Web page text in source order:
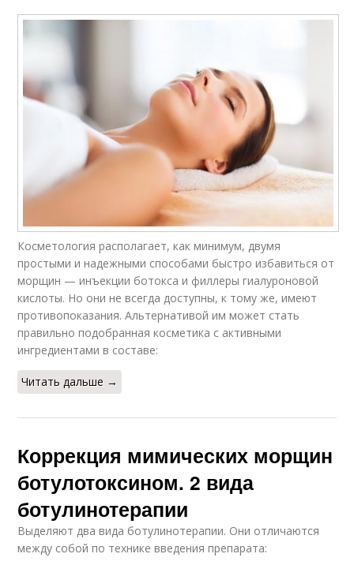
Косметология располагает, как минимум, двумя
простыми и надежными способами быстро избавиться от
морщин — инъекции ботокса и филлеры гиалуроновой
кислоты. Но они не всегда доступны, к тому же, имеют
противопоказания. Альтернативой им может стать
правильно подобранная косметика с активными
ингредиентами в составе:
Читать дальше →
Коррекция мимических морщин
ботулотоксином. 2 вида
ботулинотерапии
Выделяют два вида ботулинотерапии. Они отличаются
между собой по технике введения препарата: